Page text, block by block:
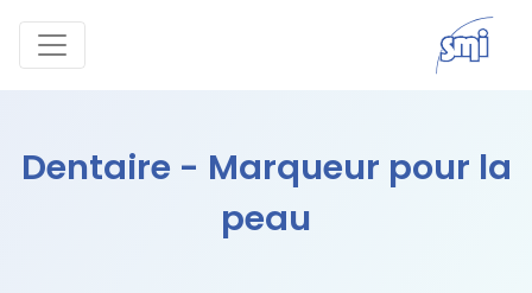
Dentaire - Marqueur pour la
peau